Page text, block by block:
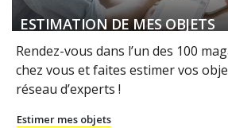
ESTIMATION DE MES OBJETS
Rendez-vous dans l’un des 100
chez vous et faites estimer vos
réseau d’experts !
Estimer mes objets